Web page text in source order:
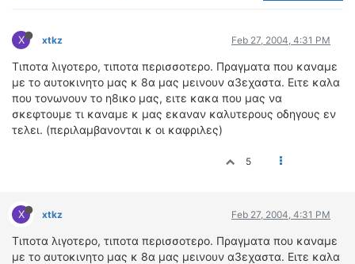
X xtkz Feb 27, 2004, 4:31 PM
Τιποτα λιγοτερο, τιποτα περισσοτερο. Πραγματα που καναμε
με το αυτοκινητο μας κ 8α μας μεινουν α3εχαστα. Ειτε καλα
που τονωνουν το η8ικο μας, ειτε κακα που μας να
σκεφτουμε τι καναμε κ μας εκαναν καλυτερους οδηγους εν
τελει. (περιλαμβανονται κ οι καφριλες)
5
X xtkz Feb 27, 2004, 4:31 PM
Τιποτα λιγοτερο, τιποτα περισσοτερο. Πραγματα που καναμε
με το αυτοκινητο μας κ 8α μας μεινουν α3εχαστα. Ειτε καλα
VIDEO
4TTV
ΝΕΑ ΜΟΝΤΕΛΑ
ΑΓΩΝΕΣ
CANDID CAMERA
ΠΕΡΙΒΑΛΛΟΝ
ΔΟΚΙΜΕΣ – ΠΑΡΟΥΣΙΑΣΕΙΣ